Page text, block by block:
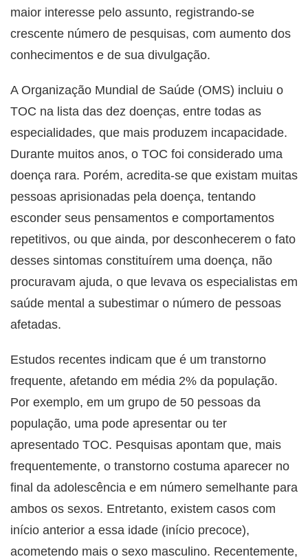
maior interesse pelo assunto, registrando-se
crescente número de pesquisas, com aumento dos
conhecimentos e de sua divulgação.
A Organização Mundial de Saúde (OMS) incluiu o
TOC na lista das dez doenças, entre todas as
especialidades, que mais produzem incapacidade.
Durante muitos anos, o TOC foi considerado uma
doença rara. Porém, acredita-se que existam muitas
pessoas aprisionadas pela doença, tentando
esconder seus pensamentos e comportamentos
repetitivos, ou que ainda, por desconhecerem o fato
desses sintomas constituírem uma doença, não
procuravam ajuda, o que levava os especialistas em
saúde mental a subestimar o número de pessoas
afetadas.
Estudos recentes indicam que é um transtorno
frequente, afetando em média 2% da população.
Por exemplo, em um grupo de 50 pessoas da
população, uma pode apresentar ou ter
apresentado TOC. Pesquisas apontam que, mais
frequentemente, o transtorno costuma aparecer no
final da adolescência e em número semelhante para
ambos os sexos. Entretanto, existem casos com
início anterior a essa idade (início precoce),
acometendo mais o sexo masculino. Recentemente,